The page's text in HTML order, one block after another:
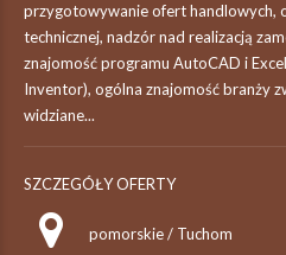
przygotowywanie ofert handlowych,
technicznej, nadzór nad realizacją
znajomość programu AutoCAD i
Inventor), ogólna znajomość branży
widziane...
SZCZEGÓŁY OFERTY
pomorskie / Tuchom